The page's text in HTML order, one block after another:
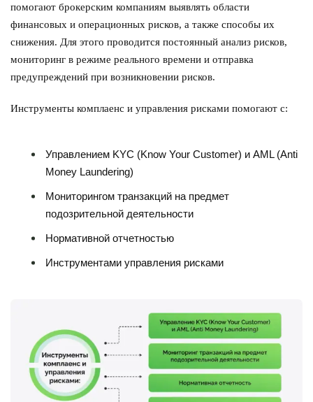
помогают брокерским компаниям выявлять области
финансовых и операционных рисков, а также способы их
снижения. Для этого проводится постоянный анализ рисков,
мониторинг в режиме реального времени и отправка
предупреждений при возникновении рисков.
Инструменты комплаенс и управления рисками помогают с:
Управлением KYC (Know Your Customer) и AML (Anti
Money Laundering)
Мониторингом транзакций на предмет
подозрительной деятельности
Нормативной отчетностью
Инструментами управления рисками